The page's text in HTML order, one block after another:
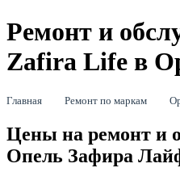
Ремонт и
Zafira Life в
Главная Ремонт по маркам
Цены на ремонт и
Опель Зафира